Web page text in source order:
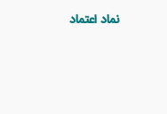
نماد اعتماد